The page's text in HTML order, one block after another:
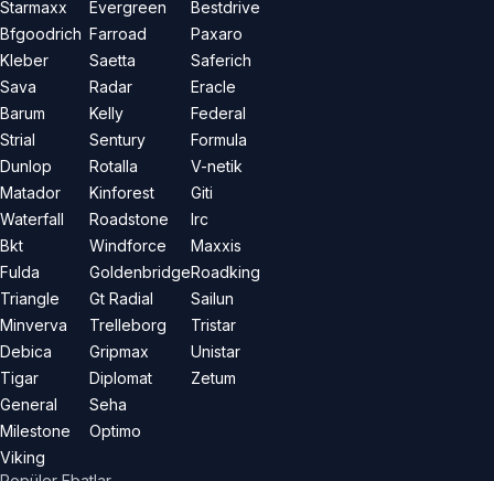
Starmaxx
Bfgoodrich
Kleber
Sava
Barum
Strial
Dunlop
Matador
Waterfall
Bkt
Fulda
Triangle
Minverva
Debica
Tigar
General
Milestone
Viking
Evergreen
Farroad
Saetta
Radar
Kelly
Sentury
Rotalla
Kinforest
Roadstone
Windforce
Goldenbridge
Gt Radial
Trelleborg
Gripmax
Diplomat
Seha
Optimo
Bestdrive
Paxaro
Saferich
Eracle
Federal
Formula
V-netik
Giti
Irc
Maxxis
Roadking
Sailun
Tristar
Unistar
Zetum